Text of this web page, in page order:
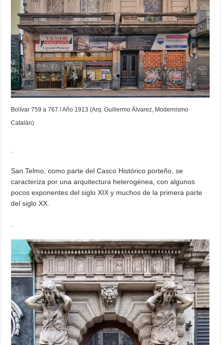
Bolívar 759 a 767 / Año 1913 (Arq. Guillermo Álvarez, Modernismo
Catalán)
.
San Telmo, como parte del Casco Histórico porteño, se
caracteriza por una arquitectura heterogénea, con algunos
pocos exponentes del siglo XIX y muchos de la primera parte
del siglo XX.
.